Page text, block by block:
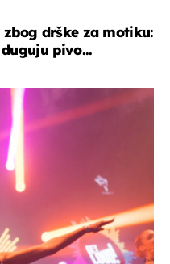
drške za motiku:
pivo...